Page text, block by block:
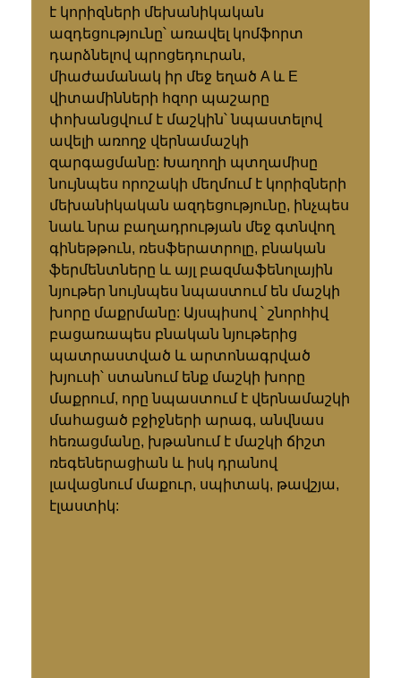
է կորիզների մեխանիկական
ազդեցությունը՝ առավել կոմֆորտ
դարձնելով պրոցեդուրան,
միաժամանակ իր մեջ եղած A և E
վիտամինների հզոր պաշարը
փոխանցվում է մաշկին՝ նպաստելով
ավելի առողջ վերնամաշկի
զարգացմանը: Խաղողի պտղամիսը
նույնպես որոշակի մեղմում է կորիզների
մեխանիկական ազդեցությունը, ինչպես
նաև նրա բաղադրության մեջ գտնվող
գինեթթուն, ռեսֆերատրոլը, բնական
ֆերմենտները և այլ բազմաֆենոլային
նյութեր նույնպես նպաստում են մաշկի
խորը մաքրմանը: Այսպիսով ՝ շնորհիվ
բացառապես բնական նյութերից
պատրաստված և արտոնագրված
խյուսի՝ ստանում ենք մաշկի խորը
մաքրում, որը նպաստում է վերնամաշկի
մահացած բջիջների արագ, անվնաս
հեռացմանը, խթանում է մաշկի ճիշտ
ռեգեներացիան և իսկ դրանով
լավացնում մաքուր, սպիտակ, թավշյա,
էլաստիկ: